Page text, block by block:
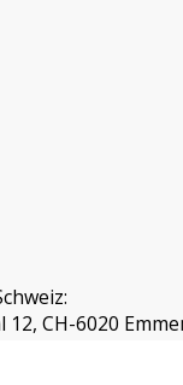
CH-6020